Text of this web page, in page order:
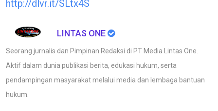
http://dlvr.it/SLtx4S
LINTAS ONE
Seorang jurnalis dan Pimpinan Redaksi di PT Media Lintas One.
Aktif dalam dunia publikasi berita, edukasi hukum, serta
pendampingan masyarakat melalui media dan lembaga bantuan
hukum.